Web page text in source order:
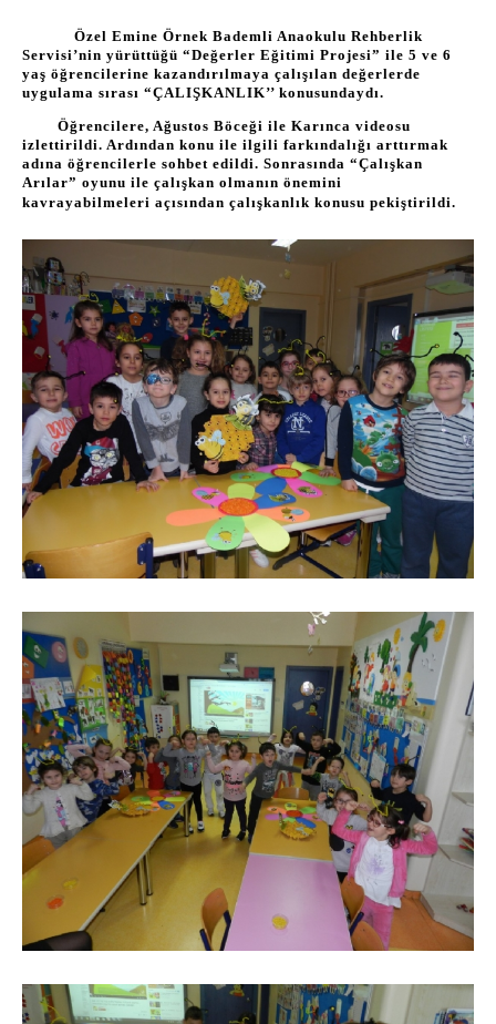
Özel Emine Örnek Bademli Anaokulu Rehberlik
Servisi’nin yürüttüğü “Değerler Eğitimi Projesi” ile 5 ve 6
yaş öğrencilerine kazandırılmaya çalışılan değerlerde
uygulama sırası “ÇALIŞKANLIK’’ konusundaydı.
Öğrencilere, Ağustos Böceği ile Karınca videosu
izlettirildi. Ardından konu ile ilgili farkındalığı arttırmak
adına öğrencilerle sohbet edildi. Sonrasında “Çalışkan
Arılar” oyunu ile çalışkan olmanın önemini
kavrayabilmeleri açısından çalışkanlık konusu pekiştirildi.